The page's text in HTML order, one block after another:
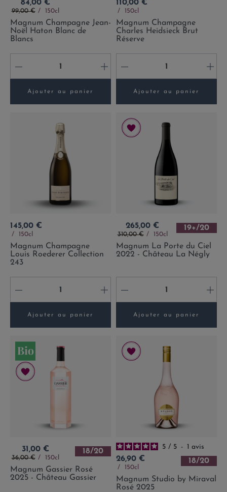
Prix
84,00 €
Prix de base
99,00 € 150cl
Magnum Champagne Jean-
Noël Haton Blanc de
Blancs
- +
Ajouter au panier
Prix
110,00 €
150cl
Magnum Champagne
Charles Heidsieck Brut
Réserve
- +
Ajouter au panier
Prix
145,00 €
150cl
Magnum Champagne
Louis Roederer Collection
243
- +
Ajouter au panier
Prix
265,00 €
Prix de base
310,00 € 150cl
19+/20
Magnum La Porte du Ciel
2022 - Château La Négly
- +
Ajouter au panier
Prix
31,00 €
Prix de base
36,00 € 150cl
18/20
Magnum Gassier Rosé
2025 - Château Gassier
5 / 5 - 1 avis
Prix
26,90 €
150cl
18/20
Magnum Studio by Miraval
Rosé 2025